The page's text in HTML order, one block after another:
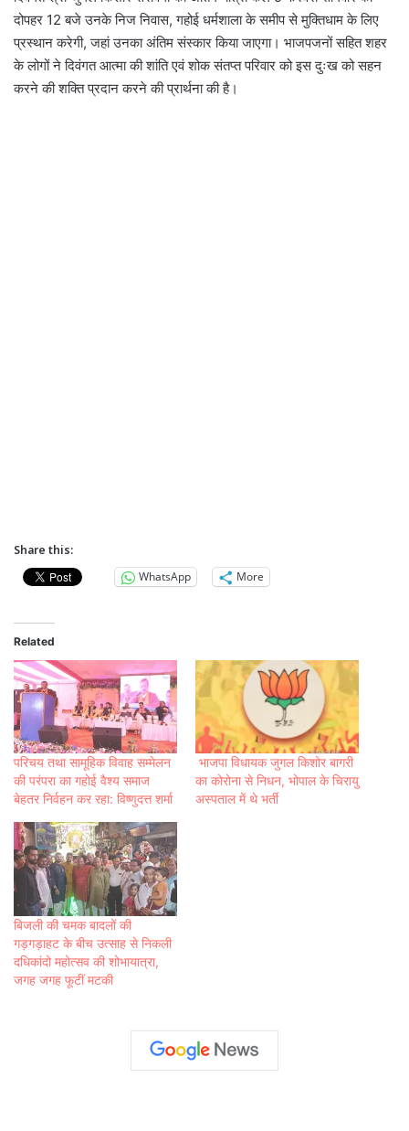
दोपहर 12 बजे उनके निज निवास, गहोई धर्मशाला के समीप से मुक्तिधाम के लिए
प्रस्थान करेगी, जहां उनका अंतिम संस्कार किया जाएगा। भाजपजनों सहित शहर
के लोगों ने दिवंगत आत्मा की शांति एवं शोक संतप्त परिवार को इस दुःख को सहन
करने की शक्ति प्रदान करने की प्रार्थना की है।
Share this:
WhatsApp
More
Related
परिचय तथा सामूहिक विवाह सम्मेलन
की परंपरा का गहोई वैश्य समाज
बेहतर निर्वहन कर रहा: विष्णुदत्त शर्मा
भाजपा विधायक जुगल किशोर बागरी
का कोरोना से निधन, भोपाल के चिरायु
अस्पताल में थे भर्ती
बिजली की चमक बादलों की
गड़गड़ाहट के बीच उत्साह से निकली
दधिकांदो महोत्सव की शोभायात्रा,
जगह जगह फूटीं मटकी